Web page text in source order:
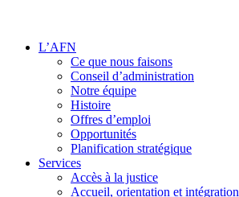
L’AFN
Ce que nous faisons
Conseil d’administration
Notre équipe
Histoire
Offres d’emploi
Opportunités
Planification stratégique
Services
Accès à la justice
Accueil, orientation et intégration